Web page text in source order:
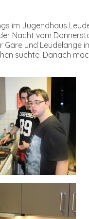
im Jugendhaus
Nacht vom
und Leudelange
suchte. Danach